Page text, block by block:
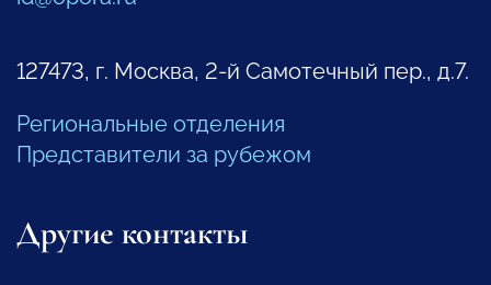
127473, г. Москва, 2-й Самотечный пер., д.7.
Региональные отделения
Представители за рубежом
Другие контакты